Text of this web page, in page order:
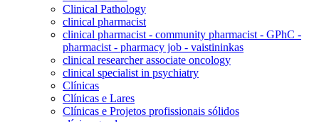
Clinical Pathology
clinical pharmacist
clinical pharmacist - community pharmacist - GPhC -
pharmacist - pharmacy job - vaistininkas
clinical researcher associate oncology
clinical specialist in psychiatry
Clínicas
Clínicas e Lares
Clínicas e Projetos profissionais sólidos